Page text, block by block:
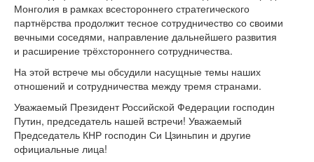
Монголия в рамках всестороннего стратегического
партнёрства продолжит тесное сотрудничество со своими
вечными соседями, направление дальнейшего развития
и расширение трёхстороннего сотрудничества.
На этой встрече мы обсудили насущные темы наших
отношений и сотрудничества между тремя странами.
Уважаемый Президент Российской Федерации господин
Путин, председатель нашей встречи! Уважаемый
Председатель КНР господин Си Цзиньпин и другие
официальные лица!